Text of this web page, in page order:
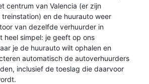
centrum van Valencia (er zijn
en de huurauto weer
van dezelfde verhuurder in
heel simpel: je geeft op ons
je de huurauto wilt ophalen en
automatisch de autoverhuurders
inclusief de toeslag die daarvoor